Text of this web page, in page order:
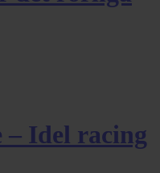
– Idel racing